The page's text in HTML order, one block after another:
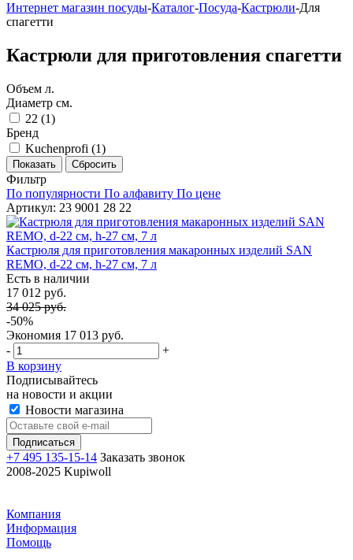
Интернет магазин посуды-Каталог-Посуда-Кастрюли-Для
спагетти
Кастрюли для приготовления спагетти
Объем л.
Диаметр см.
22 (1)
Бренд
Kuchenprofi (1)
Фильтр
По популярности По алфавиту По цене
Артикул: 23 9001 28 22
Кастрюля для приготовления макаронных изделий SAN
REMO, d-22 см, h-27 см, 7 л
Есть в наличии
17 012 руб.
34 025 руб.
-50%
Экономия 17 013 руб.
-
+
В корзину
Подписывайтесь
на новости и акции
Новости магазина
+7 495 135-15-14 Заказать звонок
2008-2025 Kupiwoll
Компания
Информация
Помощь